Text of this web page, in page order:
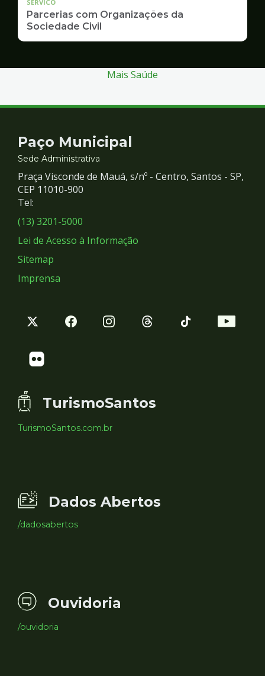
SERVICO
Parcerias com Organizações da
Sociedade Civil
Mais Saúde
Contato
e
Redes
Sociais
Paço Municipal
Sede Administrativa
Praça Visconde de Mauá, s/nº - Centro, Santos - SP,
CEP 11010-900
Tel:
(13) 3201-5000
Lei de Acesso à Informação
Sitemap
Imprensa
TurismoSantos
TurismoSantos.com.br
Dados Abertos
/dadosabertos
Ouvidoria
/ouvidoria